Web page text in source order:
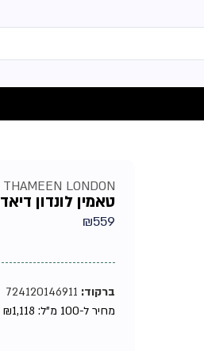
THAMEEN LONDON
טאמין לונדון
₪559
ברקוד:
מחיר ל-100 מ"ל:
₪1,118